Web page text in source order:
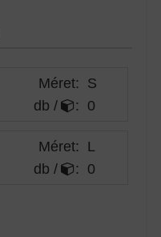
Méret: S
db /
: 0
Méret: L
db /
: 0